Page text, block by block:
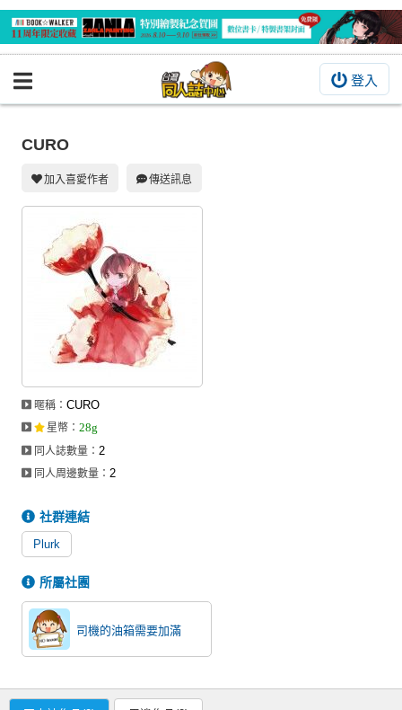
登入
BOOKY書集倉庫
同人數位作品
活動&消息
同人誌活動
最新消息
同人相關店家
同人社團
工作委託
繪圖藝廊
攤位轉讓區
會員功能選單
會員中心
註冊會員
CURO
加入喜愛作者 傳送訊息
暱稱：CURO
星幣 ：28g
同人誌數量：2
同人周邊數量：2
社群連結
Plurk
所屬社團
司機的油箱需要加滿